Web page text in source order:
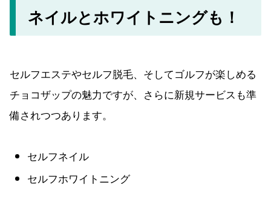
ネイルとホワイトニングも！
セルフエステやセルフ脱毛、そしてゴルフが楽しめる
チョコザップの魅力ですが、さらに新規サービスも準
備されつつあります。
セルフネイル
セルフホワイトニング